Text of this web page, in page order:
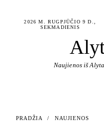
2026 M. RUGPJŪČIO 9 D.,
SEKMADIENIS
Naujienos iš
PRADŽIA / NAUJIENOS